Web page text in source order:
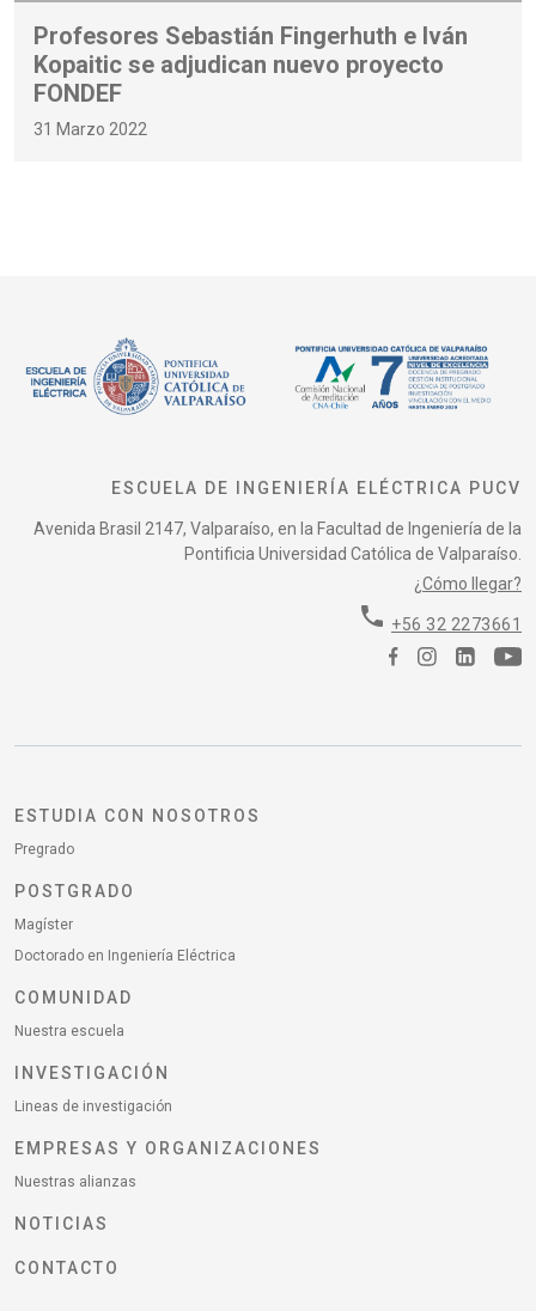
Profesores Sebastián Fingerhuth e Iván
Kopaitic se adjudican nuevo proyecto
FONDEF
31 Marzo 2022
ESCUELA DE INGENIERÍA ELÉCTRICA PUCV
Avenida Brasil 2147, Valparaíso, en la Facultad de Ingeniería de la
Pontificia Universidad Católica de Valparaíso.
¿Cómo llegar?
phone +56 32 2273661
ESTUDIA CON NOSOTROS
Pregrado
POSTGRADO
Magíster
Doctorado en Ingeniería Eléctrica
COMUNIDAD
Nuestra escuela
INVESTIGACIÓN
Lineas de investigación
EMPRESAS Y ORGANIZACIONES
Nuestras alianzas
NOTICIAS
CONTACTO